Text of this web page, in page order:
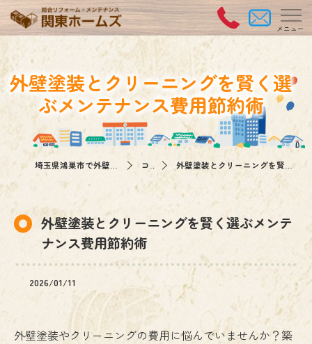
外壁塗装とクリーニングを賢く選
ぶメンテナンス費用節約術
コラム 外壁塗装とクリーニングを賢く選ぶメンテナンス費用節約術
外壁塗装とクリーニングを賢く選ぶメンテ
ナンス費用節約術
2026/01/11
外壁塗装やクリーニングの費用に悩んでいませんか？築